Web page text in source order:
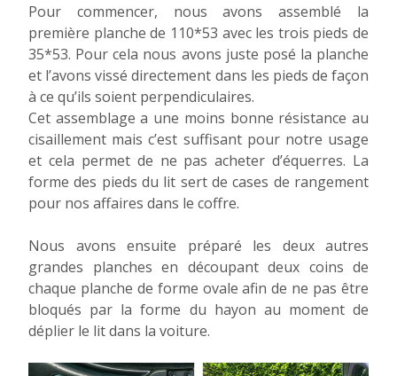
Pour commencer, nous avons assemblé la
première planche de 110*53 avec les trois pieds de
35*53. Pour cela nous avons juste posé la planche
et l’avons vissé directement dans les pieds de façon
à ce qu’ils soient perpendiculaires.
Cet assemblage a une moins bonne résistance au
cisaillement mais c’est suffisant pour notre usage
et cela permet de ne pas acheter d’équerres. La
forme des pieds du lit sert de cases de rangement
pour nos affaires dans le coffre.
Nous avons ensuite préparé les deux autres
grandes planches en découpant deux coins de
chaque planche de forme ovale afin de ne pas être
bloqués par la forme du hayon au moment de
déplier le lit dans la voiture.